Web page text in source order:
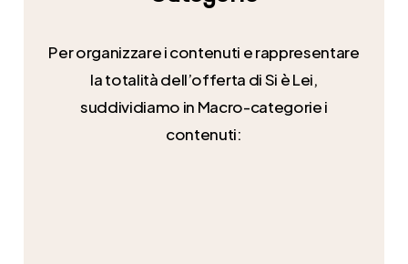
Per organizzare i contenuti e rappresentare
la totalità dell’offerta di Si è Lei,
suddividiamo in Macro-categorie i
contenuti: